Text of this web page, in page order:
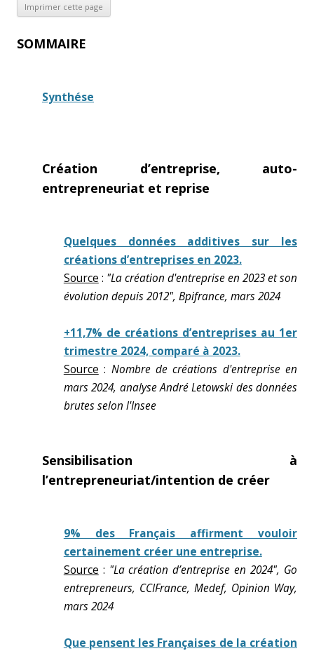
SOMMAIRE
Synthése
Création d’entreprise, auto-
entrepreneuriat et reprise
Quelques données additives sur les
créations d’entreprises en 2023.
Source : "La création d'entreprise en 2023 et son
évolution depuis 2012", Bpifrance, mars 2024
+11,7% de créations d’entreprises au 1er
trimestre 2024, comparé à 2023.
Source : Nombre de créations d'entreprise en
mars 2024, analyse André Letowski des données
brutes selon l'Insee
Sensibilisation à
l’entrepreneuriat/intention de créer
9% des Français affirment vouloir
certainement créer une entreprise.
Source : "La création d’entreprise en 2024", Go
entrepreneurs, CCIFrance, Medef, Opinion Way,
mars 2024
Que pensent les Françaises de la création